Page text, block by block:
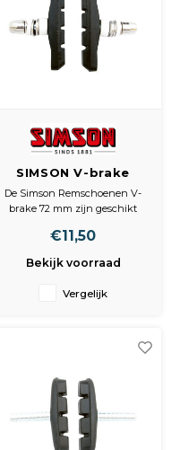
SIMSON V-brake
remschoenen 72
mm.
De Simson Remschoenen V-
brake 72 mm zijn geschikt
remsystemen en worden
€11,50
Bekijk voorraad
Vergelijk